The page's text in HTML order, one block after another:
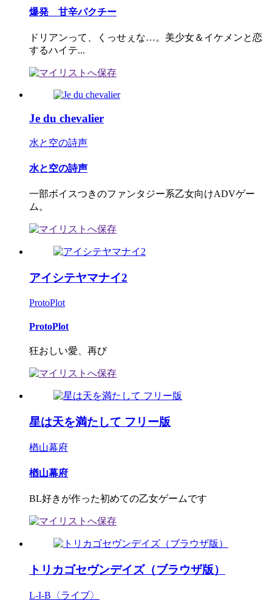
爆発 甘辛パクチー
ドリアンって、くっせぇな…。美少女＆イケメンと恋
するハイテ...
Je du chevalier
水と空の詩声
水と空の詩声
一部ボイスつきのファンタジー系乙女向けADVゲー
ム。
アイシテヤマナイ2
ProtoPlot
ProtoPlot
狂おしい愛、再び
星は天を満たして フリー版
楢山幕府
楢山幕府
BL好きが作った初めての乙女ゲームです
トリカゴセヴンデイズ（ブラウザ版）
L-I-B〈ライブ〉